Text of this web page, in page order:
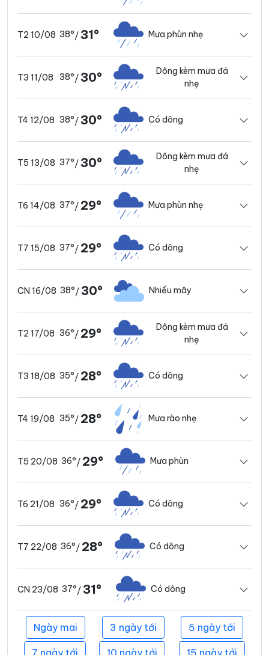
T2 10/08 38°/31° Mưa phùn nhẹ
T3 11/08 38°/30°
Dông kèm mưa đá
nhẹ
T4 12/08 38°/30° Có dông
T5 13/08 37°/30°
Dông kèm mưa đá
nhẹ
T6 14/08 37°/ 29° Mưa phùn nhẹ
T7 15/08 37°/ 29° Có dông
CN 16/08 38°/30° Nhiều mây
T2 17/08 36°/ 29°
Dông kèm mưa đá
nhẹ
T3 18/08 35°/ 28° Có dông
T4 19/08 35°/ 28° Mưa rào nhẹ
T5 20/08 36°/ 29° Mưa phùn
T6 21/08 36°/ 29° Có dông
T7 22/08 36°/ 28° Có dông
CN 23/08 37°/31° Có dông
Ngày mai 3 ngày tới 5 ngày tới
7 ngày tới 10 ngày tới 15 ngày tới